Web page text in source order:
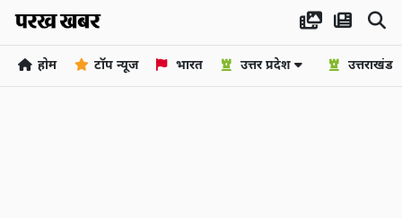
होम टॉप न्यूज भारत उत्तर प्रदेश उत्तराखंड